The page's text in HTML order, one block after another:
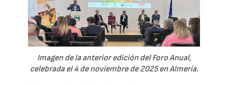
Imagen de la anterior edición del Foro Anual,
celebrada el 4 de noviembre de 2025 en Almería.